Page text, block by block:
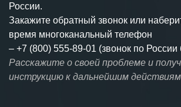
России.
Закажите обратный звонок или
время многоканальный телефон
– +7 (800) 555-89-01 (звонок по России
Расскажите о своей проблеме и
инструкцию к дальнейшим